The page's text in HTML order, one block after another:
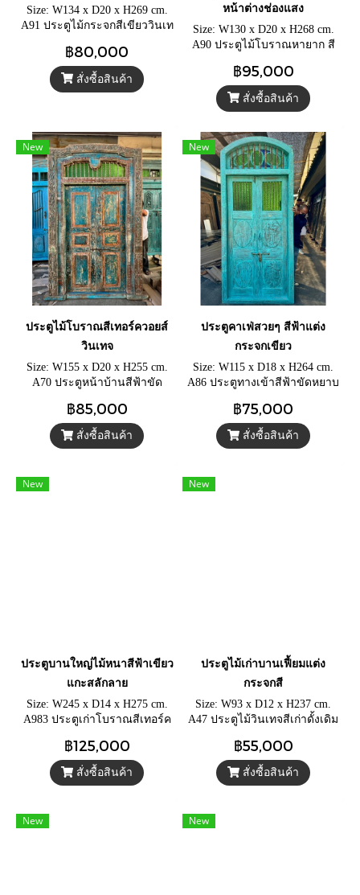
Size: W134 x D20 x H269 cm.
A91 ประตูไม้กระจกสีเขียววินเท
เก่าขัดหยาบ แกะสลักลูกฟักโค้ง
สวย
฿80,000
สั่งซื้อสินค้า
หน้าต่างช่องแสง
Size: W130 x D20 x H268 cm.
A90 ประตูไม้โบราณหายาก สี
ทองเหลืองกลึง มือจับทองเหลือง
กลอนล็อคทองเหลือง
฿95,000
สั่งซื้อสินค้า
New
ประตูไม้โบราณสีเทอร์ควอยส์
วินเทจ
Size: W155 x D20 x H255 cm.
A70 ประตูหน้าบ้านสีฟ้าขัด
พร้อมหน้าต่างกระจกเขียวรับ
แสง
฿85,000
สั่งซื้อสินค้า
New
ประตูคาเฟ่สวยๆ สีฟ้าแต่ง
กระจกเขียว
Size: W115 x D18 x H264 cm.
A86 ประตูทางเข้าสีฟ้าขัดหยาบ
เทจ ประตูไม้เก่าพร้อมช่องแสง
แต่งเหล็กกลึง
฿75,000
สั่งซื้อสินค้า
New
ประตูบานใหญ่ไม้หนาสีฟ้าเขียว
แกะสลักลาย
Size: W245 x D14 x H275 cm.
A983 ประตูเก่าโบราณสีเทอร์ค
ลึก หน้าบานประตูแต่งหมุด
เหล็กและแถบเหล็กสวยดุดัน
฿125,000
สั่งซื้อสินค้า
New
ประตูไม้เก่าบานเฟี้ยมแต่ง
กระจกสี
Size: W93 x D12 x H237 cm.
A47 ประตูไม้วินเทจสีเก่าดั้งเดิม
กระจกสีวินเทจและเหล็กกลึง
฿55,000
สั่งซื้อสินค้า
New New